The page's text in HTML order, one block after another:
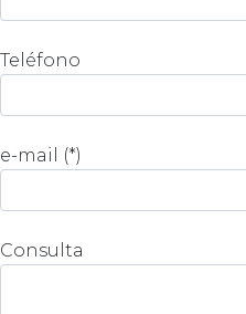
Teléfono
e-mail (*)
Consulta